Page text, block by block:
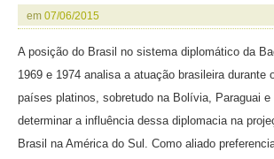
em 07/06/2015
A posição do Brasil no sistema diplomático da
1969 e 1974 analisa a atuação brasileira durante
países platinos, sobretudo na Bolívia, Paraguai e
determinar a influência dessa diplomacia na
Brasil na América do Sul. Como aliado